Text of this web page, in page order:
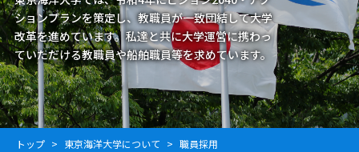
ションプランを策定し、教職員が一致団結して大学
改革を進めています。私達と共に大学運営に携わっ
ていただける教職員や船舶職員等を求めています。
トップ 東京海洋大学について
職員採用